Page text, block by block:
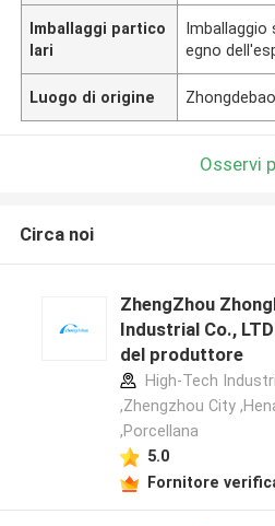
Imballaggi partico
lari
Imballaggio
egno
Luogo di origine Zhongdebao
Osservi
Circa noi
ZhengZhou
Industrial Co.,
del produttore
High-Tech
,Zhengzhou City
,Porcellana
5.0
Fornitore